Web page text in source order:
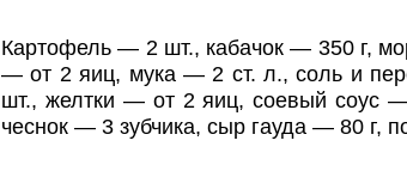
Картофель — 2 шт., кабачок — 350 г,
— от 2 яиц, мука — 2 ст. л., соль и
шт., желтки — от 2 яиц, соевый соус
чеснок — 3 зубчика, сыр гауда — 80 г,